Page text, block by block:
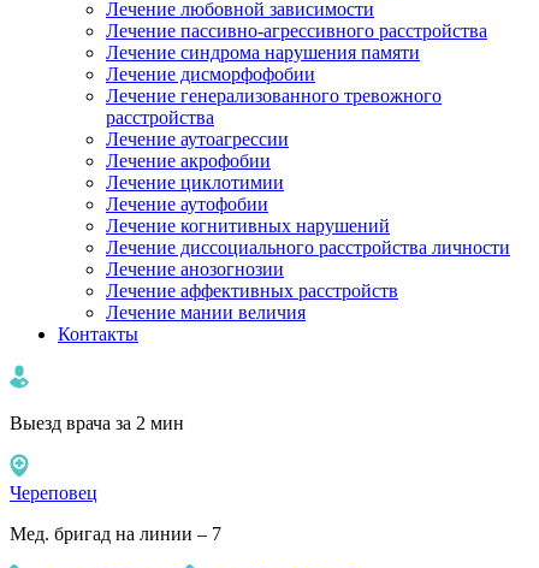
Лечение любовной зависимости
Лечение пассивно-агрессивного расстройства
Лечение синдрома нарушения памяти
Лечение дисморфофобии
Лечение генерализованного тревожного
расстройства
Лечение аутоагрессии
Лечение акрофобии
Лечение циклотимии
Лечение аутофобии
Лечение когнитивных нарушений
Лечение диссоциального расстройства личности
Лечение анозогнозии
Лечение аффективных расстройств
Лечение мании величия
Контакты
Выезд врача за 2 мин
Череповец
Мед. бригад на линии – 7